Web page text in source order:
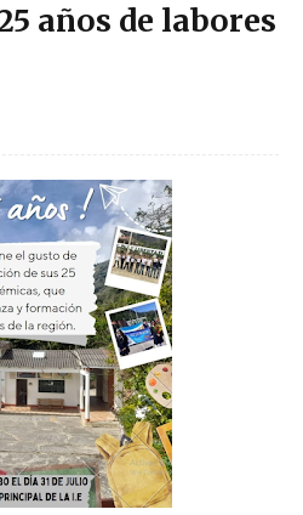
años de labores